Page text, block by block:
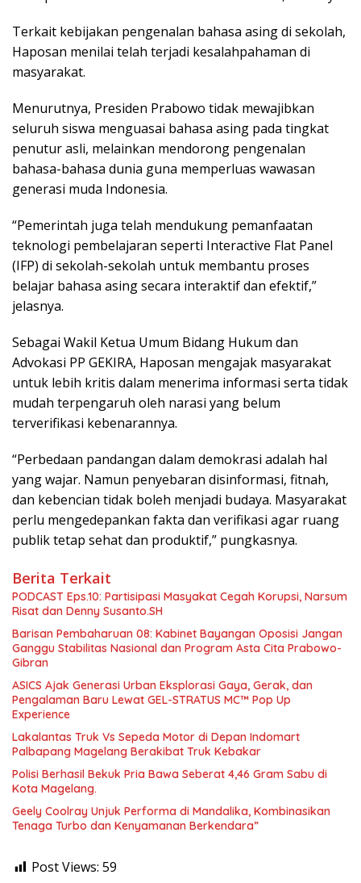
Terkait kebijakan pengenalan bahasa asing di sekolah,
Haposan menilai telah terjadi kesalahpahaman di
masyarakat.
Menurutnya, Presiden Prabowo tidak mewajibkan
seluruh siswa menguasai bahasa asing pada tingkat
penutur asli, melainkan mendorong pengenalan
bahasa-bahasa dunia guna memperluas wawasan
generasi muda Indonesia.
“Pemerintah juga telah mendukung pemanfaatan
teknologi pembelajaran seperti Interactive Flat Panel
(IFP) di sekolah-sekolah untuk membantu proses
belajar bahasa asing secara interaktif dan efektif,”
jelasnya.
Sebagai Wakil Ketua Umum Bidang Hukum dan
Advokasi PP GEKIRA, Haposan mengajak masyarakat
untuk lebih kritis dalam menerima informasi serta tidak
mudah terpengaruh oleh narasi yang belum
terverifikasi kebenarannya.
“Perbedaan pandangan dalam demokrasi adalah hal
yang wajar. Namun penyebaran disinformasi, fitnah,
dan kebencian tidak boleh menjadi budaya. Masyarakat
perlu mengedepankan fakta dan verifikasi agar ruang
publik tetap sehat dan produktif,” pungkasnya.
Berita Terkait
PODCAST Eps.10: Partisipasi Masyakat Cegah Korupsi, Narsum
Risat dan Denny Susanto.SH
Barisan Pembaharuan 08: Kabinet Bayangan Oposisi Jangan
Ganggu Stabilitas Nasional dan Program Asta Cita Prabowo-
Gibran
ASICS Ajak Generasi Urban Eksplorasi Gaya, Gerak, dan
Pengalaman Baru Lewat GEL-STRATUS MC™ Pop Up
Experience
Lakalantas Truk Vs Sepeda Motor di Depan Indomart
Palbapang Magelang Berakibat Truk Kebakar
Polisi Berhasil Bekuk Pria Bawa Seberat 4,46 Gram Sabu di
Kota Magelang.
Geely Coolray Unjuk Performa di Mandalika, Kombinasikan
Tenaga Turbo dan Kenyamanan Berkendara”
Post Views: 59